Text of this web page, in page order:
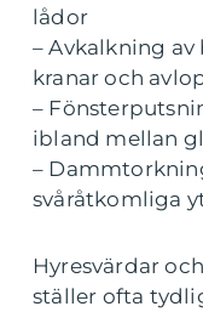
lådor
– Avkalkning
kranar och
–
ibland mellan
–
svåråtkomliga
Hyresvärdar
ställer ofta